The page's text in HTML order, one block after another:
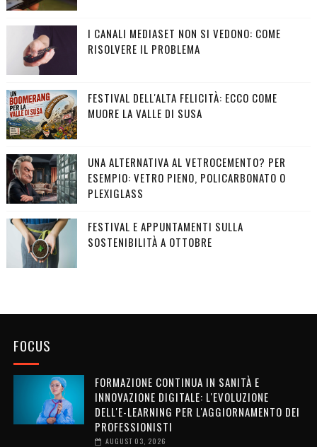
I CANALI MEDIASET NON SI VEDONO: COME
RISOLVERE IL PROBLEMA
FESTIVAL DELL'ALTA FELICITÀ: ECCO COME
MUORE LA VALLE DI SUSA
UNA ALTERNATIVA AL VETROCEMENTO? PER
ESEMPIO: VETRO PIENO, POLICARBONATO O
PLEXIGLASS
FESTIVAL E APPUNTAMENTI SULLA
SOSTENIBILITÀ A OTTOBRE
FOCUS
FORMAZIONE CONTINUA IN SANITÀ E
INNOVAZIONE DIGITALE: L'EVOLUZIONE
DELL'E-LEARNING PER L'AGGIORNAMENTO DEI
PROFESSIONISTI
AUGUST 03, 2026